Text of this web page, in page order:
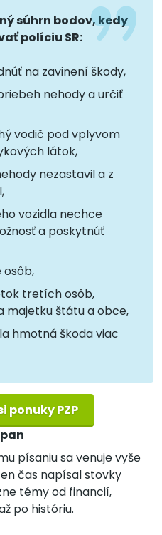
súhrn bodov, kedy
políciu SR:
na zavinení škody,
nehody a určiť
vodič pod vplyvom
látok,
nezastavil a z
vozidla nechce
a poskytnúť
osôb,
tretích osôb,
majetku štátu a obce,
hmotná škoda viac
ponuky PZP
písaniu sa venuje vyše
čas napísal stovky
témy od financií,
po históriu.